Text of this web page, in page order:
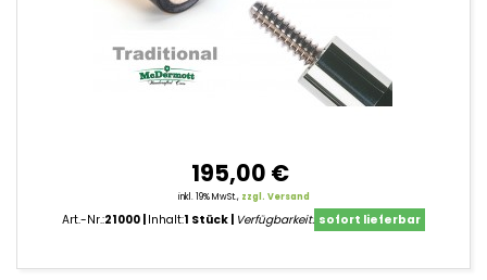
195,00 €
inkl. 19% MwSt., zzgl. Versand
Art.-Nr.:21000 Inhalt:1 Stück Verfügbarkeit: sofort lieferbar